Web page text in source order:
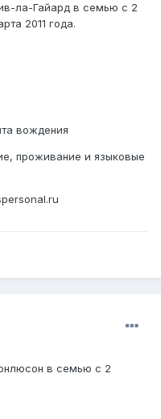
ла-Гайард в семью с 2
2011 года.
вождения
проживание и языковые
в семью с 2